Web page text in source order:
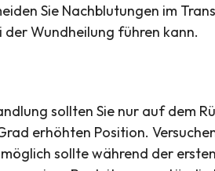
Sie Nachblutungen im
der Wundheilung führen kann.
sollten Sie nur auf dem
erhöhten Position.
sollte während der